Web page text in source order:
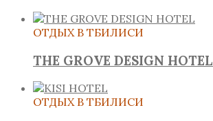
ОТДЫХ В ТБИЛИСИ
THE GROVE DESIGN HOTEL
ОТДЫХ В ТБИЛИСИ